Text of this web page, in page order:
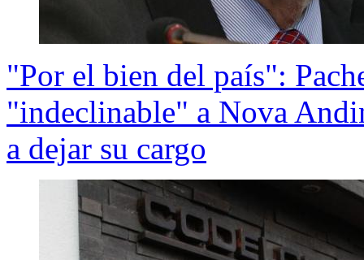
"Por el bien del país":
"indeclinable" a Nova
a dejar su cargo